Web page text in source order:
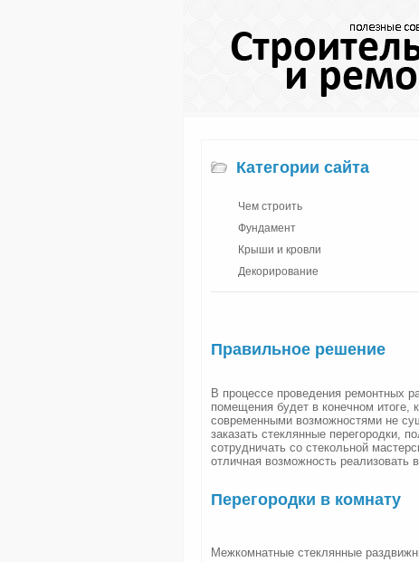
Категории сайта
Чем строить
Фундамент
Крыши и кровли
Декорирование
Правильное решение
В процессе проведения ремонтных
помещения будет в конечном итоге,
современными возможностями не
заказать стеклянные перегородки,
сотрудничать со стекольной
отличная возможность реализовать
Перегородки в комнату
Межкомнатные стеклянные